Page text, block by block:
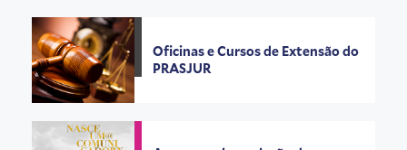
Oficinas e Cursos de Extensão do
PRASJUR